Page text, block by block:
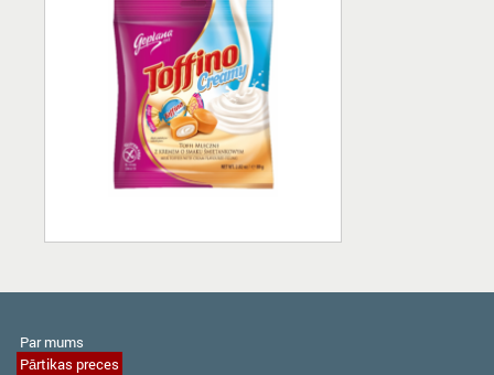
Par mums
Pārtikas preces